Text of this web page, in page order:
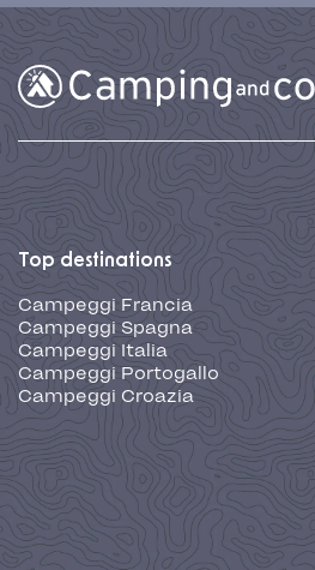
Top destinations
Campeggi Francia
Campeggi Spagna
Campeggi Italia
Campeggi Portogallo
Campeggi Croazia